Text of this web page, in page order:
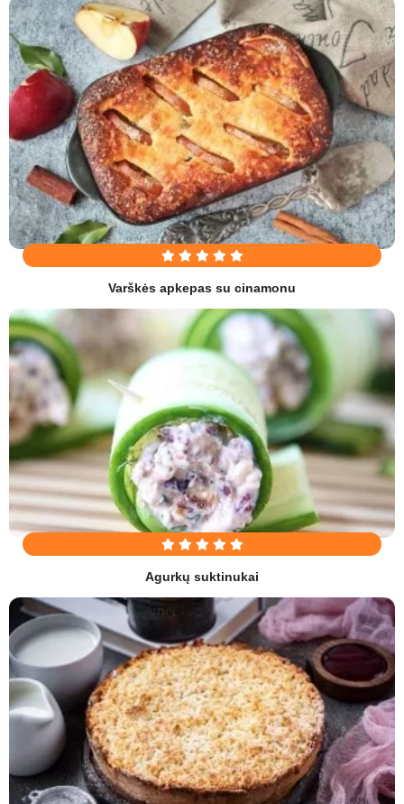
Varškės apkepas su cinamonu
Agurkų suktinukai